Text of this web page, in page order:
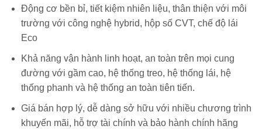
Động cơ bền bỉ, tiết kiệm nhiên liệu, thân thiện với môi
trường với công nghệ hybrid, hộp số CVT, chế độ lái
Eco
Khả năng vận hành linh hoạt, an toàn trên mọi cung
đường với gầm cao, hệ thống treo, hệ thống lái, hệ
thống phanh và hệ thống an toàn tiên tiến.
Giá bán hợp lý, dễ dàng sở hữu với nhiều chương trình
khuyến mãi, hỗ trợ tài chính và bảo hành chính hãng